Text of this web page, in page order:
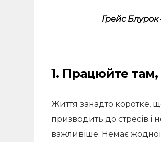
Грейс Блурок
1. Працюйте
Життя занадто коротке,
призводить до стресів і
важливіше. Немає